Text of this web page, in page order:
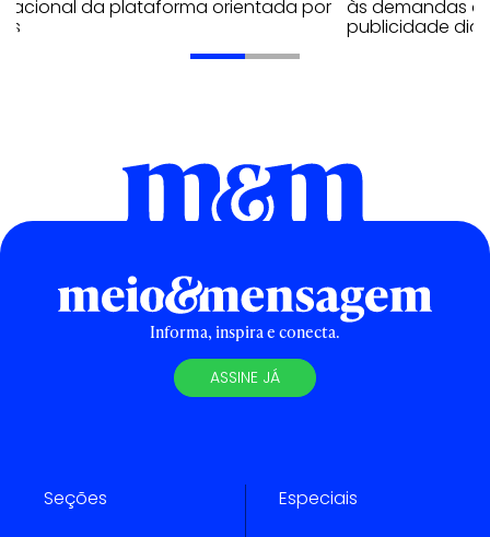
da plataforma orientada por às demandas
publicidade
Informa, inspira e conecta.
ASSINE JÁ
Seções Especiais